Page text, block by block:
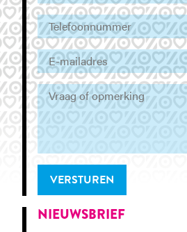
VERSTUREN
NIEUWSBRIEF